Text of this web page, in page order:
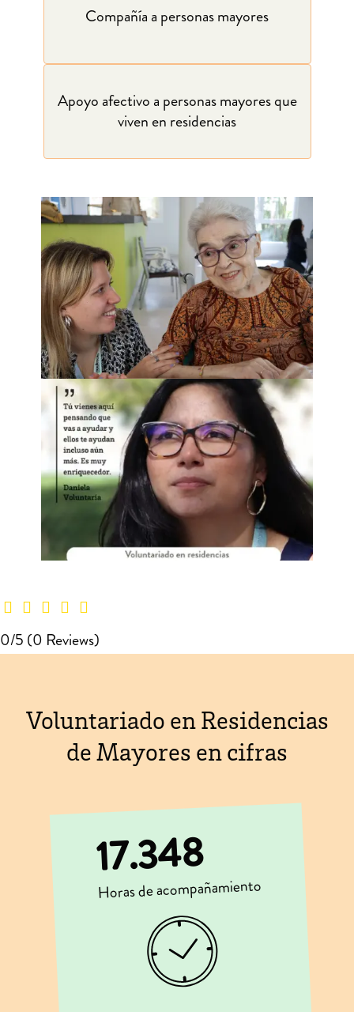
Compañía a personas mayores
Apoyo afectivo a personas mayores que
viven en residencias
0/5 (0 Reviews)
Voluntariado en Residencias
de Mayores en cifras
17.348
Horas de acompañamiento